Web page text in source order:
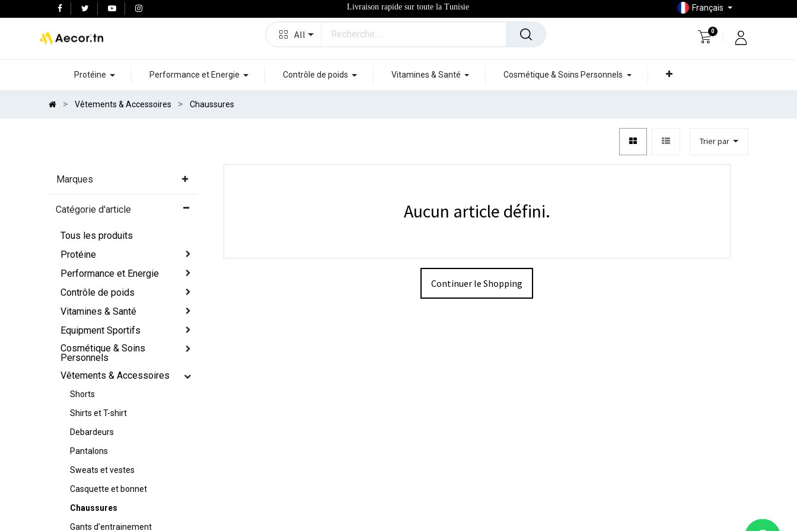
Livraison rapide sur toute la Tunisie Français
All 0
Protéine Performance et Energie Contrôle de poids Vitamines & Santé Cosmétique & Soins Personnels
Vêtements & Accessoires Chaussures
Trier par
Marques
Catégorie d'article
Tous les produits
Protéine
Performance et Energie
Contrôle de poids
Vitamines & Santé
Equipment Sportifs
Cosmétique & Soins
Personnels
Vêtements & Accessoires
Shorts
Shirts et T-shirt
Debardeurs
Pantalons
Sweats et vestes
Casquette et bonnet
Chaussures
Gants d’entrainement
Aucun article défini.
Continuer le Shopping